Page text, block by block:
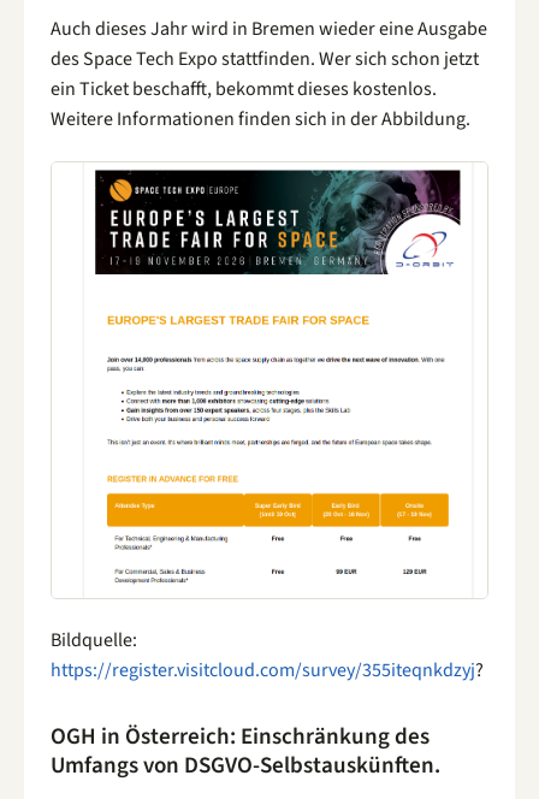
Auch dieses Jahr wird in Bremen wieder eine Ausgabe
des Space Tech Expo stattfinden. Wer sich schon jetzt
ein Ticket beschafft, bekommt dieses kostenlos.
Weitere Informationen finden sich in der Abbildung.
Bildquelle:
https://register.visitcloud.com/survey/355iteqnkdzyj?
OGH in Österreich: Einschränkung des
Umfangs von DSGVO-Selbstauskünften.